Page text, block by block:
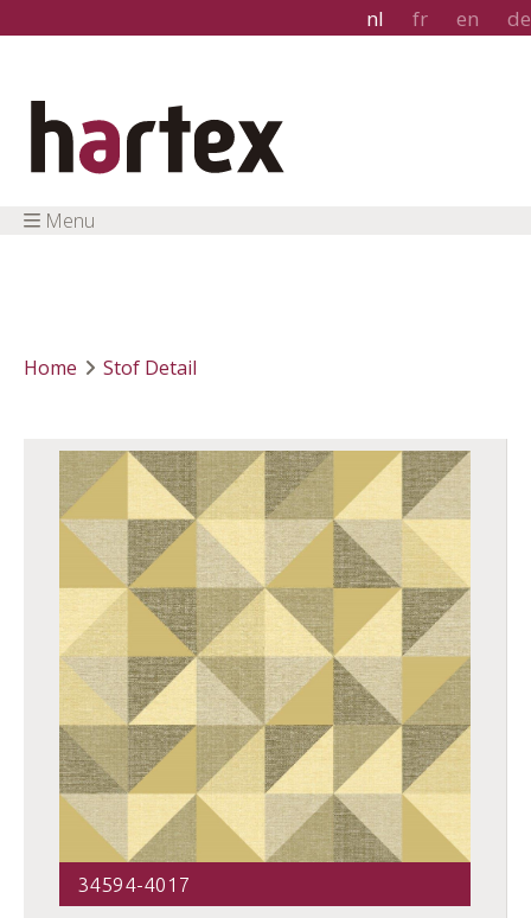
nl fr en de
Menu
Home Stof Detail
34594-4017